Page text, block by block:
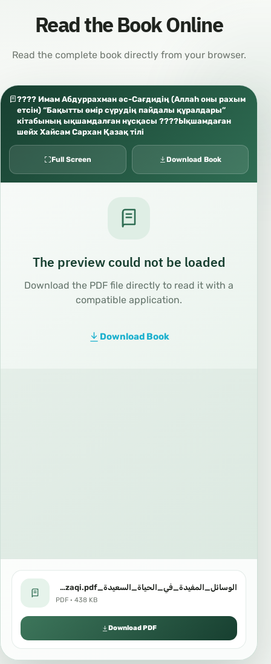
Read the Book Online
Read the complete book directly from your browser.
???? Имам Абдуррахман әс-Сағдидің (Аллаһ оны рахым
етсін) “Бақытты өмір сүрудің пайдалы құралдары”
кітабының ықшамдалған нұсқасы ????Ықшамдаған
шейх Хайсам Сархан Қазақ тілі
Full Screen Download Book
The preview could not be loaded
Download the PDF file directly to read it with a
compatible application.
Download Book
الوسائل_المفيدة_في_الحياة_السعيدة_Qazaqi.pdf
PDF · 438 KB
Download PDF